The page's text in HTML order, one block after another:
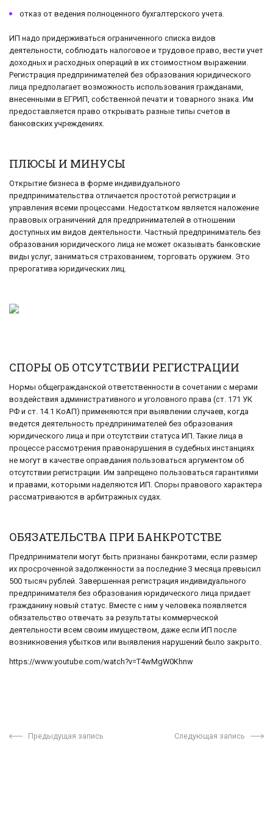
отказ от ведения полноценного бухгалтерского учета.
ИП надо придерживаться ограниченного списка видов
деятельности, соблюдать налоговое и трудовое право, вести учет
доходных и расходных операций в их стоимостном выражении.
Регистрация предпринимателей без образования юридического
лица предполагает возможность использования гражданами,
внесенными в ЕГРИП, собственной печати и товарного знака. Им
предоставляется право открывать разные типы счетов в
банковских учреждениях.
ПЛЮСЫ И МИНУСЫ
Открытие бизнеса в форме индивидуального
предпринимательства отличается простотой регистрации и
управления всеми процессами. Недостатком является наложение
правовых ограничений для предпринимателей в отношении
доступных им видов деятельности. Частный предприниматель без
образования юридического лица не может оказывать банковские
виды услуг, заниматься страхованием, торговать оружием. Это
прерогатива юридических лиц.
СПОРЫ ОБ ОТСУТСТВИИ РЕГИСТРАЦИИ
Нормы общегражданской ответственности в сочетании с мерами
воздействия административного и уголовного права (ст. 171 УК
РФ и ст. 14.1 КоАП) применяются при выявлении случаев, когда
ведется деятельность предпринимателей без образования
юридического лица и при отсутствии статуса ИП. Такие лица в
процессе рассмотрения правонарушения в судебных инстанциях
не могут в качестве оправдания пользоваться аргументом об
отсутствии регистрации. Им запрещено пользоваться гарантиями
и правами, которыми наделяются ИП. Споры правового характера
рассматриваются в арбитражных судах.
ОБЯЗАТЕЛЬСТВА ПРИ БАНКРОТСТВЕ
Предприниматели могут быть признаны банкротами, если размер
их просроченной задолженности за последние 3 месяца превысил
500 тысяч рублей. Завершенная регистрация индивидуального
предпринимателя без образования юридического лица придает
гражданину новый статус. Вместе с ним у человека появляется
обязательство отвечать за результаты коммерческой
деятельности всем своим имуществом, даже если ИП после
возникновения убытков или выявления нарушений было закрыто.
https://www.youtube.com/watch?v=T4wMgW0Khnw
Предыдущая запись Следующая запись